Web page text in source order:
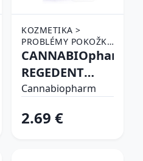
KOZMETIKA >
PROBLÉMY POKOŽKY
> AKNÉ A
PROBLEMATICKÁ
PLEŤ
CANNABIOpharm
REGEDENT
serum + CBD
Cannabiopharm
2.69 €